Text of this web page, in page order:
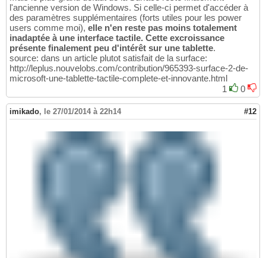
l'ancienne version de Windows. Si celle-ci permet d'accéder à
des paramètres supplémentaires (forts utiles pour les power
users comme moi), elle n'en reste pas moins totalement
inadaptée à une interface tactile. Cette excroissance
présente finalement peu d'intérêt sur une tablette.
source: dans un article plutot satisfait de la surface:
http://leplus.nouvelobs.com/contribution/965393-surface-2-de-
microsoft-une-tablette-tactile-complete-et-innovante.html
1
0
imikado, le 27/01/2014 à 22h14 #12